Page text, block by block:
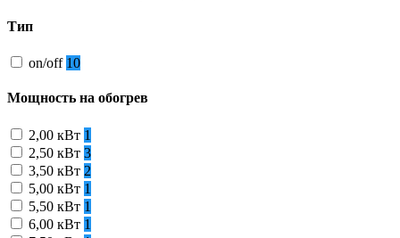
Тип
on/off 10
Мощность на обогрев
2,00 кВт 1
2,50 кВт 3
3,50 кВт 2
5,00 кВт 1
5,50 кВт 1
6,00 кВт 1